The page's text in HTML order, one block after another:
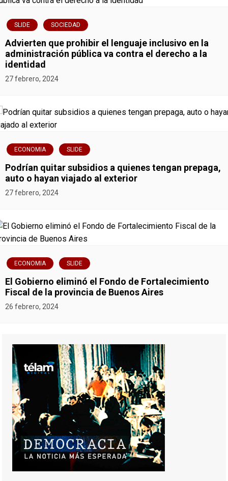
SLIDE SOCIEDAD
Advierten que prohibir el lenguaje inclusivo en la
administración pública va contra el derecho a la
identidad
27 febrero, 2024
ECONOMIA SLIDE
Podrían quitar subsidios a quienes tengan prepaga,
auto o hayan viajado al exterior
27 febrero, 2024
ECONOMIA SLIDE
El Gobierno eliminó el Fondo de Fortalecimiento
Fiscal de la provincia de Buenos Aires
26 febrero, 2024